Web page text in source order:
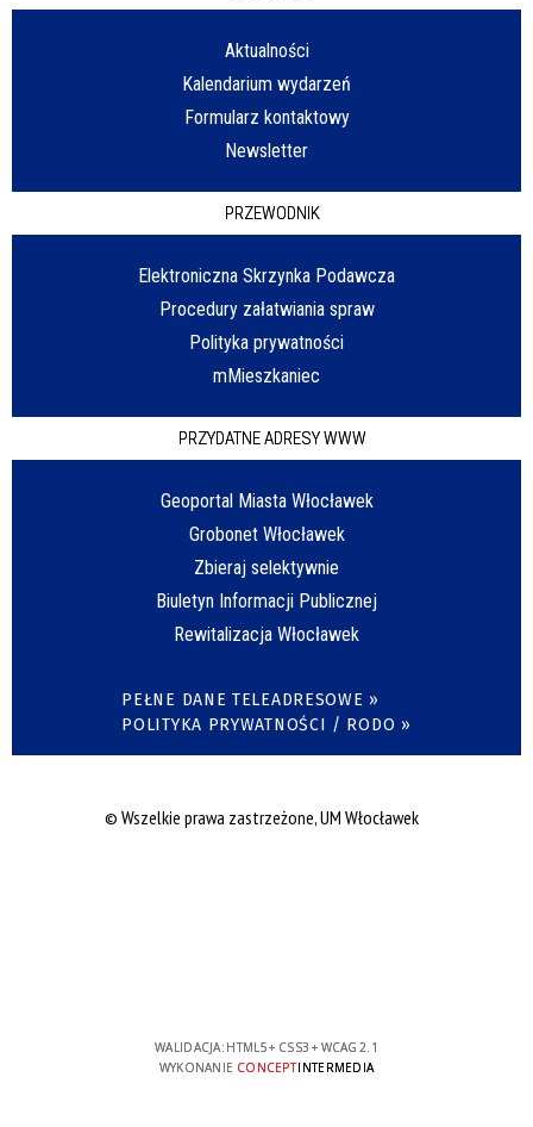
Aktualności
Kalendarium wydarzeń
Formularz kontaktowy
Newsletter
PRZEWODNIK
Elektroniczna Skrzynka Podawcza
Procedury załatwiania spraw
Polityka prywatności
mMieszkaniec
PRZYDATNE ADRESY WWW
Geoportal Miasta Włocławek
Grobonet Włocławek
Zbieraj selektywnie
Biuletyn Informacji Publicznej
Rewitalizacja Włocławek
PEŁNE DANE TELEADRESOWE »
POLITYKA PRYWATNOŚCI / RODO »
© Wszelkie prawa zastrzeżone, UM Włocławek
WALIDACJA: HTML5+ CSS3 + WCAG 2.1
WYKONANIE CONCEPTINTERMEDIA